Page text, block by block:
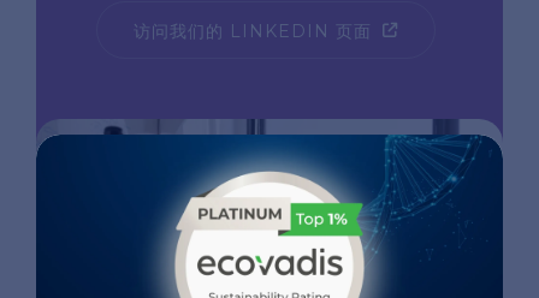
访问我们的 LINKEDIN 页面